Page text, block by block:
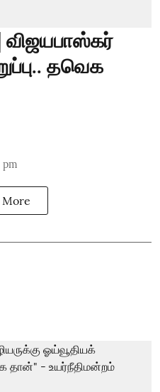
விஜயபாஸ்கர்
தவெக
pm
More